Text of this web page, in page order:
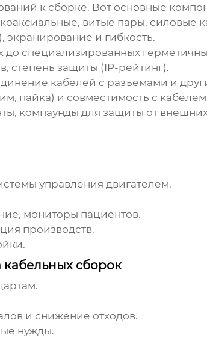
к сборке. Вот основные
витые пары, силовые
экранирование и гибкость.
специализированных
степень защиты (IP-рейтинг).
кабелей с разъемами и
пайка) и совместимость с
компаунды для защиты от
управления двигателем.
мониторы пациентов.
производств.
сборок
и снижение отходов.
нужды.